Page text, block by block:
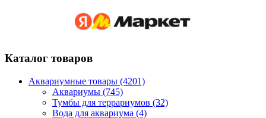
Каталог товаров
Аквариумные товары (4201)
Аквариумы (745)
Тумбы для террариумов (32)
Вода для аквариума (4)